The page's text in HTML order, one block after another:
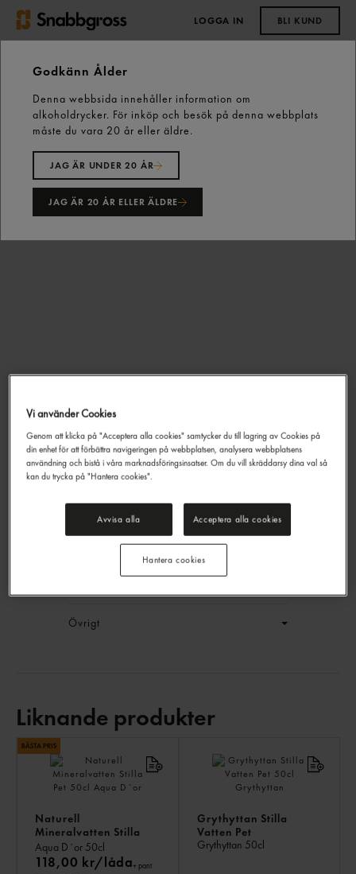
LOGGA IN BLI KUND
Start Kall dryck
Vatten
Imsdal Källvatten Stilla Vatten Pet 65cl Imsdal
Imsdal Källvatten Stilla
Vatten Pet
Imsdal65cl
EAN:
Generell produktinfo
Övrigt
Liknande produkter
Naturell
Mineralvatten Stilla
Pet
Aqua D´or 50cl
118,00 kr/låda+ pant
Grythyttan Stilla
Vatten Pet
Grythyttan 50cl
Godkänn Ålder
Denna webbsida innehåller information om
alkoholdrycker. För inköp och besök på denna webbplats
måste du vara 20 år eller äldre.
JAG ÄR UNDER 20 ÅR
JAG ÄR 20 ÅR ELLER ÄLDRE
Vi använder Cookies
Genom att klicka på "Acceptera alla cookies" samtycker du till lagring av Cookies på
din enhet för att förbättra navigeringen på webbplatsen, analysera webbplatsens
användning och bistå i våra marknadsföringsinsatser. Om du vill skräddarsy dina val så
kan du trycka på "Hantera cookies".
Avvisa alla Acceptera alla cookies
Hantera cookies